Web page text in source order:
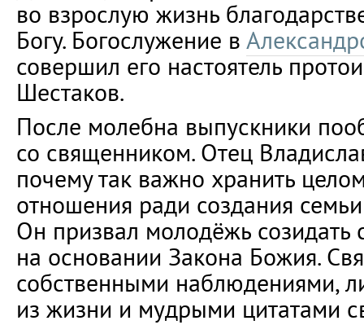
во взрослую жизнь
Богу. Богослужение в
совершил его настоятель
Шестаков.
После молебна выпускники
со священником. Отец
почему так важно хранить
отношения ради создания
Он призвал молодёжь созидать
на основании Закона Божия.
собственными наблюдениями,
из жизни и мудрыми цитатами